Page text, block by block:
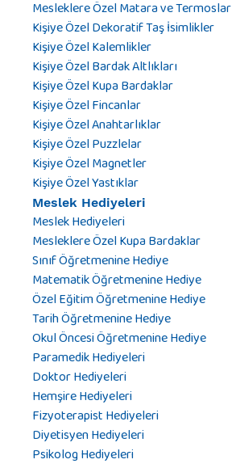
Mesleklere Özel Matara ve Termoslar
Kişiye Özel Dekoratif Taş İsimlikler
Kişiye Özel Kalemlikler
Kişiye Özel Bardak Altlıkları
Kişiye Özel Kupa Bardaklar
Kişiye Özel Fincanlar
Kişiye Özel Anahtarlıklar
Kişiye Özel Puzzlelar
Kişiye Özel Magnetler
Kişiye Özel Yastıklar
Meslek Hediyeleri
Meslek Hediyeleri
Mesleklere Özel Kupa Bardaklar
Sınıf Öğretmenine Hediye
Matematik Öğretmenine Hediye
Özel Eğitim Öğretmenine Hediye
Tarih Öğretmenine Hediye
Okul Öncesi Öğretmenine Hediye
Paramedik Hediyeleri
Doktor Hediyeleri
Hemşire Hediyeleri
Fizyoterapist Hediyeleri
Diyetisyen Hediyeleri
Psikolog Hediyeleri